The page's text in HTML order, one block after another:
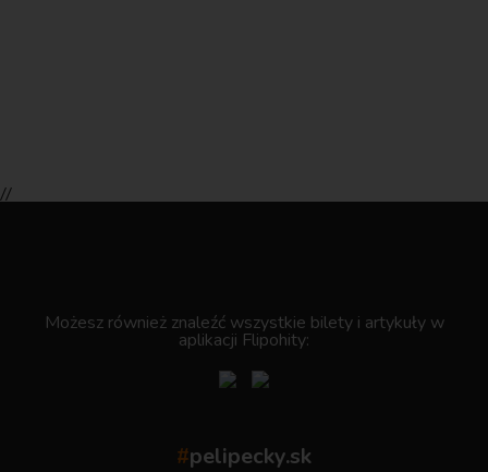
//
Możesz również znaleźć wszystkie bilety i artykuły w
aplikacji Flipohity:
#pelipecky.sk